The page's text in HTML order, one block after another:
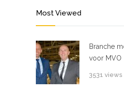
Most Viewed
Branche
voor MVO
3531 views